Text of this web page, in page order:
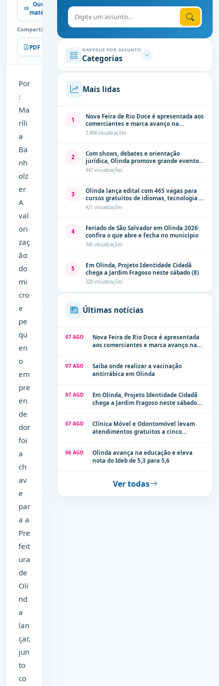
Ouvir
matéria
Compartilhe
PDF Imprimir
Por
:
Ma
ríli
a
Ba
nh
olz
er
A
val
ori
zaç
ão
do
mi
cro
e
pe
qu
en
o
em
pre
en
de
dor
foi
a
ch
av
e
par
a a
Pre
feit
ura
de
Oli
nd
a
lan
çar,
jun
to
co
Digite o assunto
NAVEGUE POR ASSUNTO
Categorias
Mais lidas
1
Nova Feira de Rio Doce é apresentada aos
comerciantes e marca avanço na
modernização dos espaços públicos de
2.804 visualizações
2
Com shows, debates e orientação
jurídica, Olinda promove grande evento
de combate à violência contra a mulher
neste sábado (8)
447 visualizações
3
Olinda lança edital com 465 vagas para
cursos gratuitos de idiomas, tecnologia e
comunicação
421 visualizações
4
Feriado de São Salvador em Olinda 2026:
confira o que abre e fecha no município
345 visualizações
5
Em Olinda, Projeto Identidade Cidadã
chega a Jardim Fragoso neste sábado (8)
220 visualizações
Últimas notícias
07 AGO
Nova Feira de Rio Doce é apresentada
aos comerciantes e marca avanço na
07 AGO
Saiba onde realizar a vacinação
antirrábica em Olinda
07 AGO
Em Olinda, Projeto Identidade Cidadã
chega a Jardim Fragoso neste sábado
07 AGO
Clínica Móvel e Odontomóvel levam
atendimentos gratuitos a cinco
06 AGO
Olinda avança na educação e eleva
nota do Ideb de 5,3 para 5,6
Ver todas